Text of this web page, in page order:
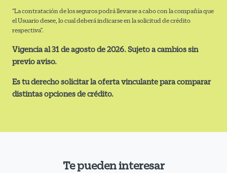
“La contratación de los seguros podrá llevarse a cabo con la compañía que
el Usuario desee, lo cual deberá indicarse en la solicitud de crédito
respectiva”.
Vigencia al 31 de agosto de 2026. Sujeto a cambios sin
previo aviso.
Es tu derecho solicitar la oferta vinculante para comparar
distintas opciones de crédito.
Te pueden interesar